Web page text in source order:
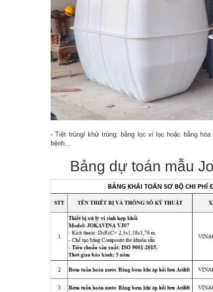
- Tiệt trùng/ khử trùng: bằng lọc vi lọc hoặc bằng
bệnh…
Bảng dự toán mẫu